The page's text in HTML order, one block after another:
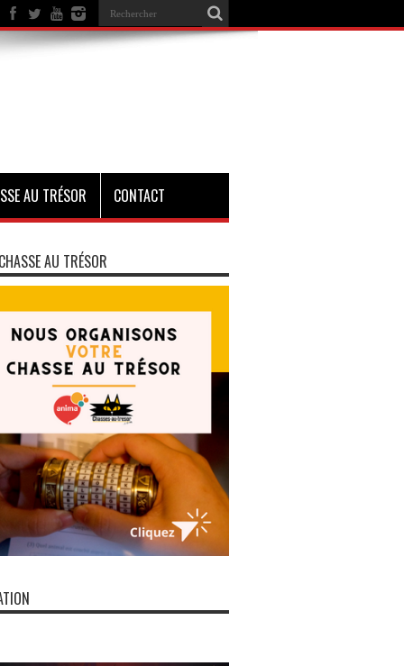
AU TRÉSOR CONTACT
AU TRÉSOR